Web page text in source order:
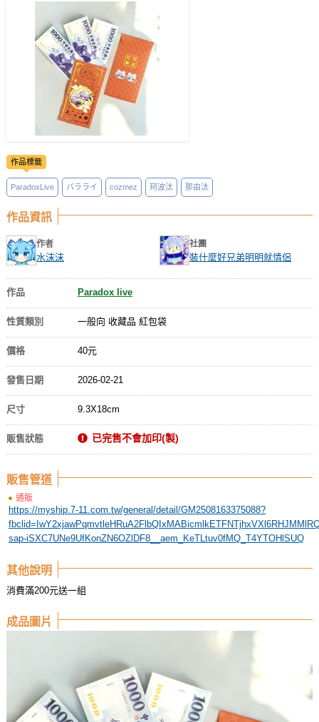
會員中心
註冊會員
登入
作品標籤
ParadoxLive パラライ cozmez 珂波汰 那由汰
作品資訊
作者
水沫沫
社團
裝什麼好兄弟明明就情侶
作品 Paradox live
性質類別 一般向 收藏品 紅包袋
價格 40元
發售日期 2026-02-21
尺寸 9.3X18cm
販售狀態 已完售不會加印(製)
販售管道
通販
https://myship.7-11.com.tw/general/detail/GM2508163375088?
sap-iSXC7UNe9UfKonZN6OZlDF8__aem_KeTLtuv0fMQ_T4YTOHlSUQ
其他說明
消費滿200元送一組
成品圖片